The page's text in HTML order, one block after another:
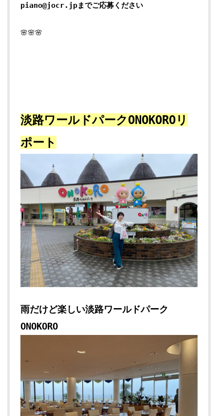
piano@jocr.jpまでご応募ください
🌸🌸🌸
淡路ワールドパークONOKOROリ
ポート
雨だけど楽しい淡路ワールドパーク
ONOKORO